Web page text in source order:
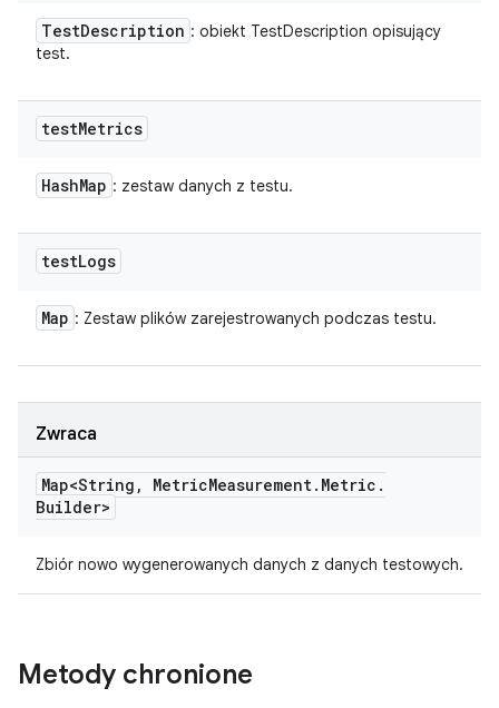
TestDescription : obiekt TestDescription opisujący
test.
testMetrics
HashMap : zestaw danych z testu.
testLogs
Map : Zestaw plików zarejestrowanych podczas testu.
Zwraca
Map<String , MetricMeasurement. Metric .
Builder>
Zbiór nowo wygenerowanych danych z danych testowych.
Metody chronione